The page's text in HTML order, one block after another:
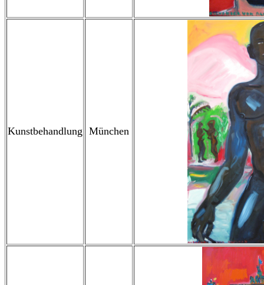
Kunstbehandlung München